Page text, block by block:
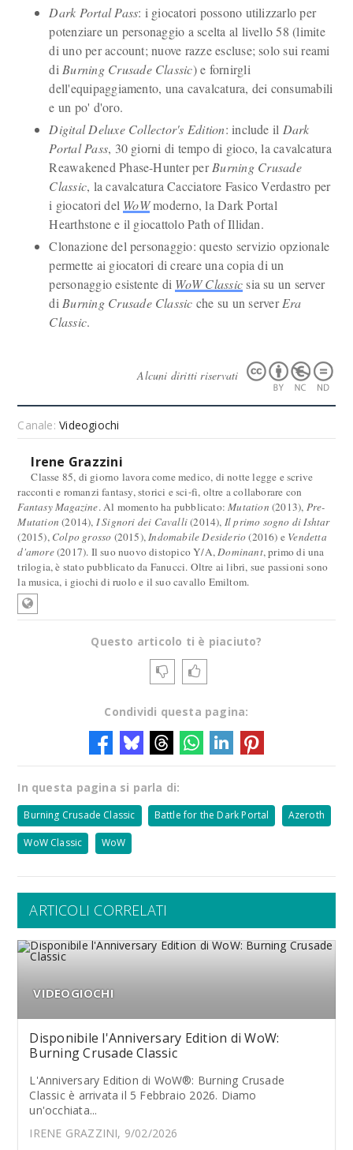
Dark Portal Pass: i giocatori possono utilizzarlo per
potenziare un personaggio a scelta al livello 58 (limite
di uno per account; nuove razze escluse; solo sui reami
di Burning Crusade Classic) e fornirgli
dell'equipaggiamento, una cavalcatura, dei consumabili
e un po' d'oro.
Digital Deluxe Collector's Edition: include il Dark
Portal Pass, 30 giorni di tempo di gioco, la cavalcatura
Reawakened Phase-Hunter perBurning Crusade
Classic, la cavalcatura Cacciatore Fasico Verdastro per
i giocatori del WoWmoderno, la Dark Portal
Hearthstone e il giocattolo Path of Illidan.
Clonazione del personaggio: questo servizio opzionale
permette ai giocatori di creare una copia di un
personaggio esistente di WoW Classicsia su un server
di Burning Crusade Classic che su un serverEra
Classic.
Alcuni diritti riservati
Canale:Videogiochi
Irene Grazzini
Classe 85, di giorno lavora come medico, di notte legge e scrive
racconti e romanzi fantasy, storici e sci-fi, oltre a collaborare con
Fantasy Magazine. Al momento ha pubblicato:Mutation (2013), Pre-
Mutation (2014), I Signori dei Cavalli(2014), Il primo sogno di Ishtar
(2015), Colpo grosso (2015),Indomabile Desiderio (2016) e Vendetta
d'amore(2017). Il suo nuovo distopico Y/A,Dominant, primo di una
trilogia, è stato pubblicato da Fanucci. Oltre ai libri, sue passioni sono
la musica, i giochi di ruolo e il suo cavallo Emiltom.
Questo articolo ti è piaciuto?
Condividi questa pagina:
In questa pagina si parla di:
Burning Crusade Classic Battle for the Dark Portal Azeroth
WoW Classic WoW
ARTICOLI CORRELATI
VIDEOGIOCHI
Disponibile l'Anniversary Edition di WoW:
Burning Crusade Classic
L'Anniversary Edition di WoW®: Burning Crusade
Classic è arrivata il 5 Febbraio 2026. Diamo
un'occhiata...
IRENE GRAZZINI, 9/02/2026